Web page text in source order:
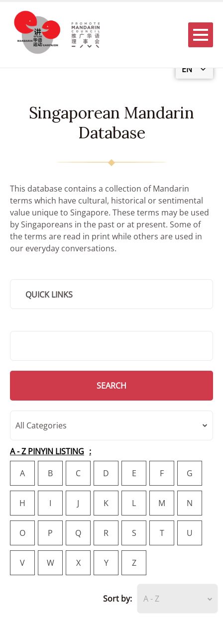
EN
Menu
Singaporean Mandarin
Database
This database contains a collection of Mandarin
terms which have cultural, historical or sentimental
value unique to Singapore. These terms may be used
by Singaporeans in the past or at present. Some of
the terms are read in print while others are used in
our everyday conversations.
QUICK LINKS
SEARCH
All Categories
A - Z PINYIN LISTING
A
B C D E F G
H I J K L M N
O P Q R S T U
V W X Y Z
Sort by: A - Z